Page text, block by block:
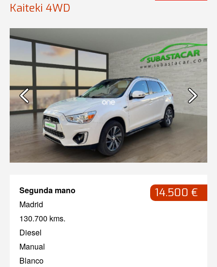
Kaiteki 4WD
Segunda mano
Madrid
130.700 kms.
Diesel
Manual
Blanco
14.500 €